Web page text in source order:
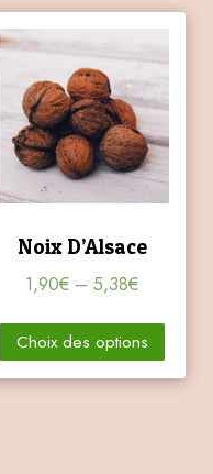
Noix D’Alsace
1,90€ – 5,38€
Choix des options